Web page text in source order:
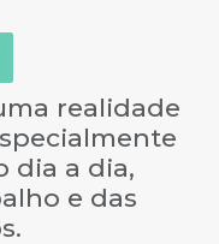
realidade
dia a dia,
e das